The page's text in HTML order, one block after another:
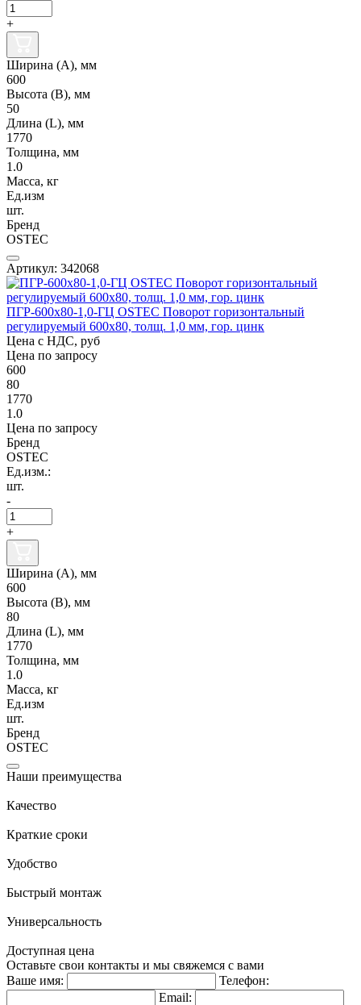
+
Ширина (А), мм
600
Высота (В), мм
50
Длина (L), мм
1770
Толщина, мм
1.0
Масса, кг
Ед.изм
шт.
Бренд
OSTEC
Артикул: 342068
ПГР-600х80-1,0-ГЦ OSTEC Поворот горизонтальный
регулируемый 600х80, толщ. 1,0 мм, гор. цинк
Цена с НДС, руб
Цена по запросу
600
80
1770
1.0
Цена по запросу
Бренд
OSTEC
Ед.изм.:
шт.
-
+
Ширина (А), мм
600
Высота (В), мм
80
Длина (L), мм
1770
Толщина, мм
1.0
Масса, кг
Ед.изм
шт.
Бренд
OSTEC
Наши преимущества
Качество
Краткие сроки
Удобство
Быстрый монтаж
Универсальность
Доступная цена
Оставьте свои контакты и мы свяжемся с вами
Ваше имя:
Телефон:
Email: